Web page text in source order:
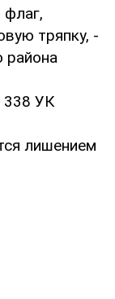
флаг,
тряпку, -
района
338 УК
лишением